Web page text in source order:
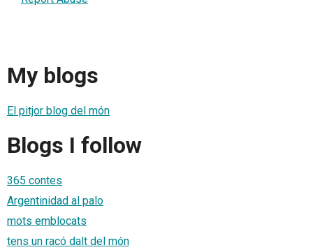
My blogs
El pitjor blog del món
Blogs I follow
365 contes
Argentinidad al palo
mots emblocats
tens un racó dalt del món